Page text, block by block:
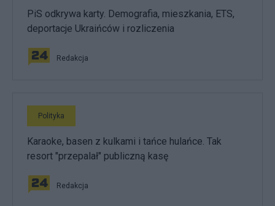
PiS odkrywa karty. Demografia, mieszkania, ETS,
deportacje Ukraińców i rozliczenia
Redakcja
Polityka
Karaoke, basen z kulkami i tańce hulańce. Tak
resort "przepalał" publiczną kasę
Redakcja